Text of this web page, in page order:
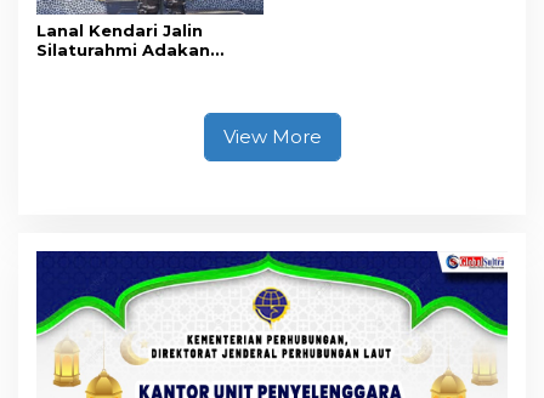
Lanal Kendari Jalin
Silaturahmi Adakan
View More